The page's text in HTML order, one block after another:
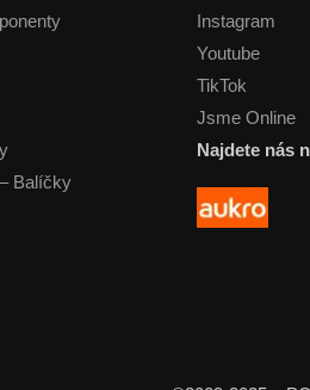
Balíčky
Instagram
Youtube
TikTok
Jsme Online
Najdete nás